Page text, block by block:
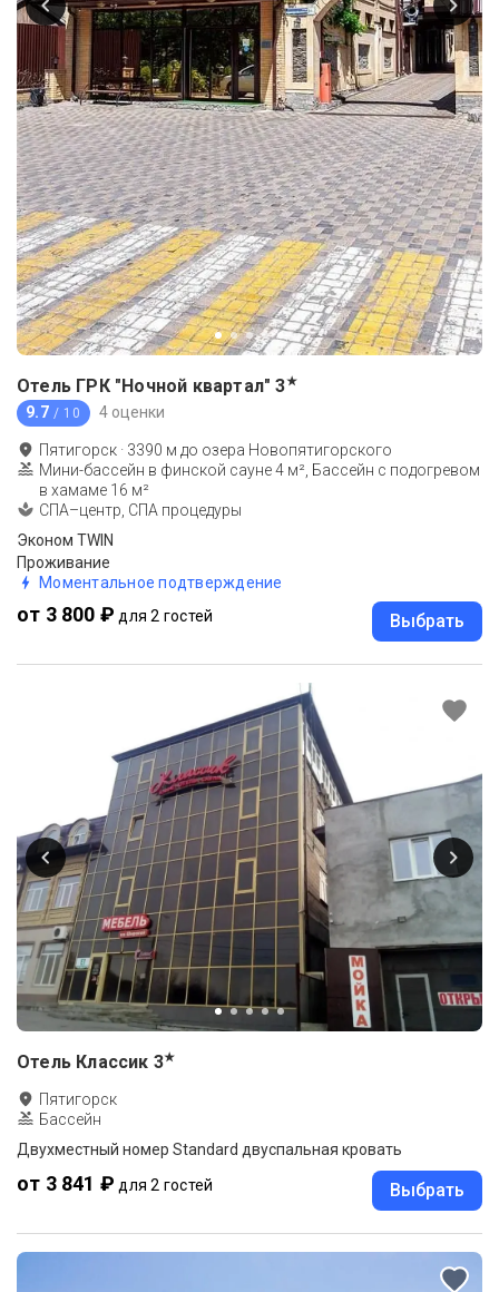
Отель ГРК "Ночной квартал" 3★
9.7 / 10 4 оценки
Пятигорск · 3390 м до озера Новопятигорского
Мини-бассейн в финской сауне 4 м², Бассейн с подогревом
в хамаме 16 м²
СПА–центр, СПА процедуры
Эконом TWIN
Проживание
Моментальное подтверждение
от 3 800 ₽ для 2 гостей Выбрать
Отель Классик 3★
Пятигорск
Бассейн
Двухместный номер Standard двуспальная кровать
от 3 841 ₽ для 2 гостей Выбрать